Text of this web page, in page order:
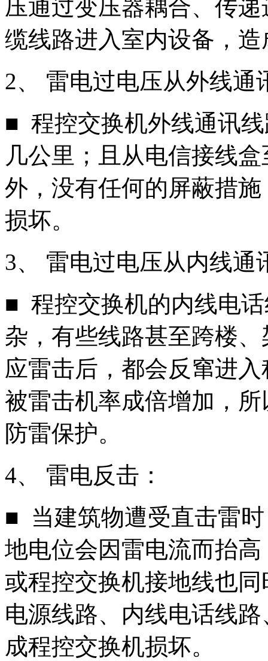
压通过变压器耦合、传
缆线路进入室内设备，
2、 雷电过电压从外线通
■ 程控交换机外线通讯
几公里；且从电信接线
外，没有任何的屏蔽措
损坏。
3、 雷电过电压从内线通
■ 程控交换机的内线电
杂，有些线路甚至跨楼
应雷击后，都会反窜进
被雷击机率成倍增加，
防雷保护。
4、 雷电反击：
■ 当建筑物遭受直击雷
地电位会因雷电流而抬
或程控交换机接地线也
电源线路、内线电话线
成程控交换机损坏。